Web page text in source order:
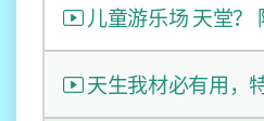
儿童游乐场 天堂？
天生我材必有用，